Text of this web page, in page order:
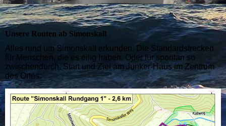
Unsere Routen ab Simonskall
Alles rund um Simonskall erkunden. Die Standardstrecken
für Menschen, die es eilig haben . Oder für spontan so
zwischendurch. Start und Ziel am Junker-Haus im Zentrum
des Ortes: